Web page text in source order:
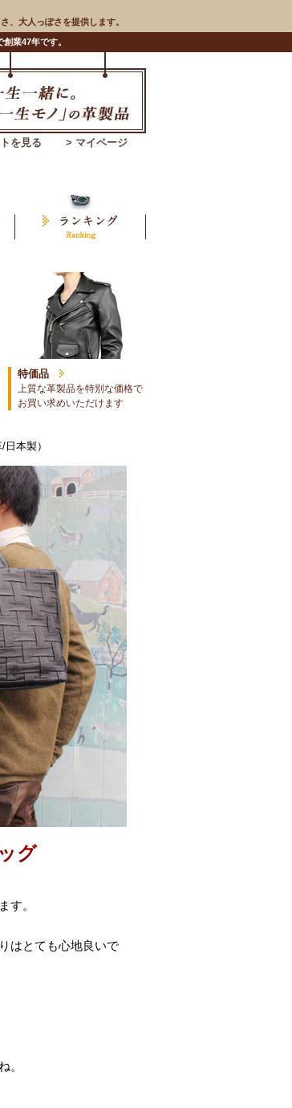
、大人っぽさを提供します。
業47年です。
を見る > マイページ
特価品
上質な革製品を特別な価格で
お買い求めいただけます
本製）
グ
す。
はとても心地良いで
。